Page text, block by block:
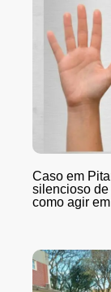
Caso em
silencioso
como agir